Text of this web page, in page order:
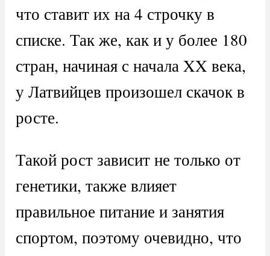
что ставит их на 4 строчку в
списке. Так же, как и у более 180
стран, начиная с начала XX века,
у Латвийцев произошел скачок в
росте.
Такой рост зависит не только от
генетики, также влияет
правильное питание и занятия
спортом, поэтому очевидно, что